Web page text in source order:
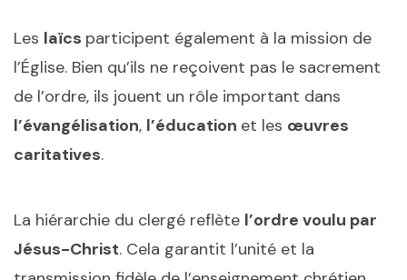
Les laïcs participent également à la mission de
l’Église. Bien qu’ils ne reçoivent pas le sacrement
de l’ordre, ils jouent un rôle important dans
l’évangélisation, l’éducation et les œuvres
caritatives.
La hiérarchie du clergé reflète l’ordre voulu par
Jésus-Christ. Cela garantit l’unité et la